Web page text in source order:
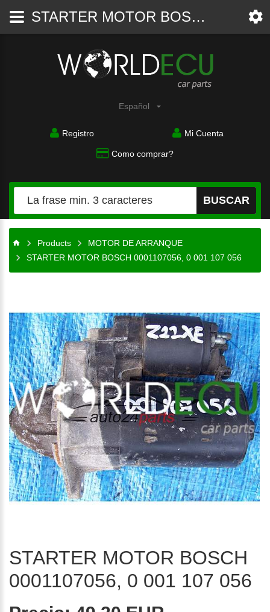
Piezas
del
Español
Registro Mi Cuenta
Como comprar?
BUSCAR
Products
MOTOR DE ARRANQUE
STARTER MOTOR BOSCH 0001107056, 0 001 107 056
STARTER MOTOR BOSCH
0001107056, 0 001 107 056
STARTER MOTOR BOSCH 0001107056, 0 001 107 056 - MOTOR DE ARRANQUE - WorldECU